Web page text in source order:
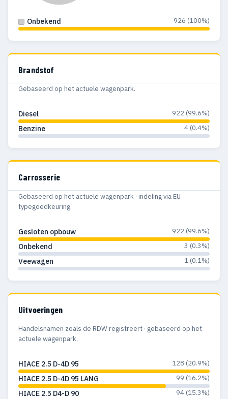
Onbekend 926 (100%)
Brandstof
Gebaseerd op het actuele wagenpark.
Diesel 922 (99.6%)
Benzine 4 (0.4%)
Carrosserie
Gebaseerd op het actuele wagenpark · indeling via EU
typegoedkeuring.
Gesloten opbouw 922 (99.6%)
Onbekend 3 (0.3%)
Veewagen 1 (0.1%)
Uitvoeringen
Handelsnamen zoals de RDW registreert · gebaseerd op het
actuele wagenpark.
HIACE 2.5 D-4D 95 128 (20.9%)
HIACE 2.5 D-4D 95 LANG 99 (16.2%)
HIACE 2.5 D4-D 90 94 (15.3%)